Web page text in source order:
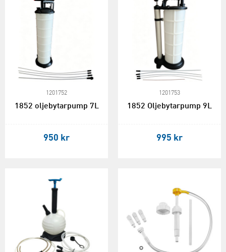
1201752
1852 oljebytarpump 7L
950 kr
1201753
1852 Oljebytarpump 9L
995 kr